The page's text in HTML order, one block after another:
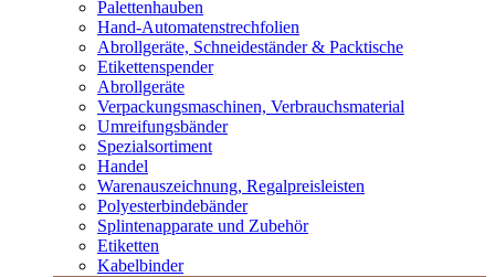
Palettenhauben
Hand-Automatenstrechfolien
Abrollgeräte, Schneideständer & Packtische
Etikettenspender
Abrollgeräte
Verpackungsmaschinen, Verbrauchsmaterial
Umreifungsbänder
Spezialsortiment
Handel
Warenauszeichnung, Regalpreisleisten
Polyesterbindebänder
Splintenapparate und Zubehör
Etiketten
Kabelbinder